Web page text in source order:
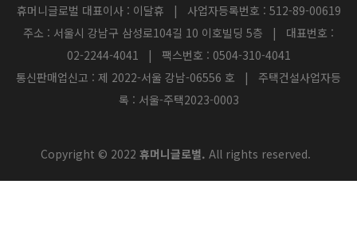
휴머니글로벌 대표이사 : 이달휴 | 사업자등록번호 : 512-89-00619
주소 : 서울시 강남구 삼성로104길 10 이호빌딩 5층 | 대표번호 :
02-2244-4041 | 팩스번호 : 0504-310-4041
통신판매업신고 : 제 2022-서울 강남-06556 호 | 주택건설사업자등
록 : 서울-주택2023-0003
Copyright © 2022 휴머니글로벌. All rights reserved.